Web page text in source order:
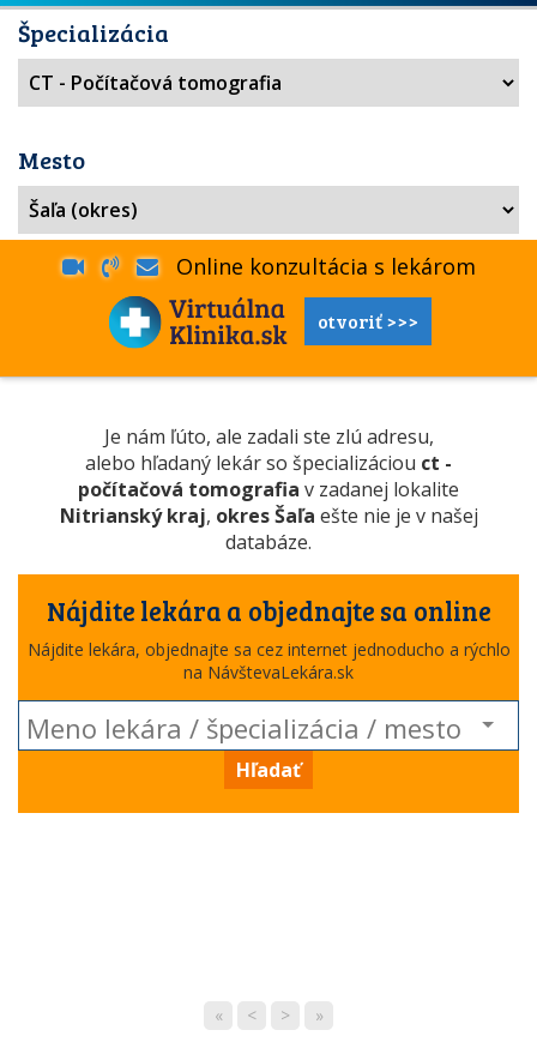
Špecializácia
Mesto
Online konzultácia s lekárom
otvoriť >>>
Je nám ľúto, ale zadali ste zlú adresu,
alebo hľadaný lekár so špecializáciou ct -
počítačová tomografia v zadanej lokalite
Nitrianský kraj, okres Šaľa ešte nie je v našej
databáze.
Nájdite lekára a objednajte sa online
Nájdite lekára, objednajte sa cez internet jednoducho a rýchlo
na NávštevaLekára.sk
Hľadať
« < > »